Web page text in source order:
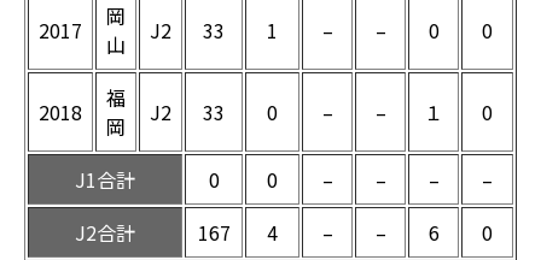
2017
岡
山
J2 33 1 – – 0 0
2018
福
岡
J2 33 0 – – １ 0
J1合計 0 0 – – –
–
J2合計
167 4 – – 6
0